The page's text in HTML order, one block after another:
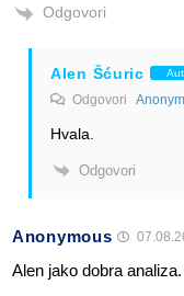
Odgovori
Alen Šćuric
Odgovori
Hvala.
Odgovori
Anonymous
Alen jako dobra analiza.